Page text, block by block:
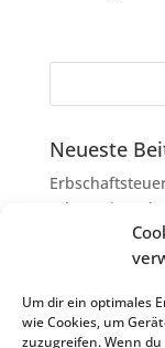
Um dir ein optimales
wie Cookies, um
zuzugreifen. Wenn
Neueste
Keine
bei